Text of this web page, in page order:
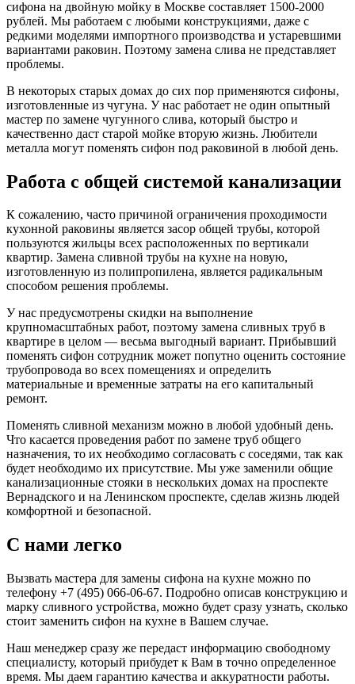
сифона на двойную мойку в Москве составляет 1500-2000
рублей. Мы работаем с любыми конструкциями, даже с
редкими моделями импортного производства и устаревшими
вариантами раковин. Поэтому замена слива не представляет
проблемы.
В некоторых старых домах до сих пор применяются сифоны,
изготовленные из чугуна. У нас работает не один опытный
мастер по замене чугунного слива, который быстро и
качественно даст старой мойке вторую жизнь. Любители
металла могут поменять сифон под раковиной в любой день.
Работа с общей системой канализации
К сожалению, часто причиной ограничения проходимости
кухонной раковины является засор общей трубы, которой
пользуются жильцы всех расположенных по вертикали
квартир. Замена сливной трубы на кухне на новую,
изготовленную из полипропилена, является радикальным
способом решения проблемы.
У нас предусмотрены скидки на выполнение
крупномасштабных работ, поэтому замена сливных труб в
квартире в целом — весьма выгодный вариант. Прибывший
поменять сифон сотрудник может попутно оценить состояние
трубопровода во всех помещениях и определить
материальные и временные затраты на его капитальный
ремонт.
Поменять сливной механизм можно в любой удобный день.
Что касается проведения работ по замене труб общего
назначения, то их необходимо согласовать с соседями, так как
будет необходимо их присутствие. Мы уже заменили общие
канализационные стояки в нескольких домах на проспекте
Вернадского и на Ленинском проспекте, сделав жизнь людей
комфортной и безопасной.
С нами легко
Вызвать мастера для замены сифона на кухне можно по
телефону +7 (495) 066-06-67. Подробно описав конструкцию и
марку сливного устройства, можно будет сразу узнать, сколько
стоит заменить сифон на кухне в Вашем случае.
Наш менеджер сразу же передаст информацию свободному
специалисту, который прибудет к Вам в точно определенное
время. Мы даем гарантию качества и аккуратности работы.